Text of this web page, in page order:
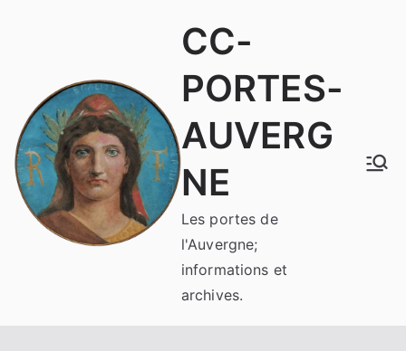
CC-
PORTES-
AUVERG
NE
Les portes de
l'Auvergne;
informations et
archives.